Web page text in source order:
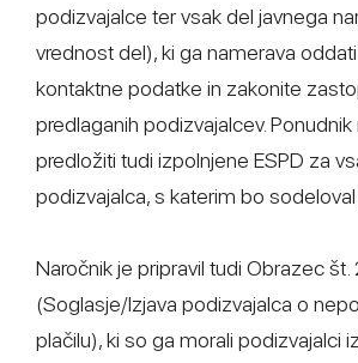
podizvajalce ter vsak del javnega
vrednost del), ki ga namerava
kontaktne podatke in zakonite
predlaganih podizvajalcev.
predložiti tudi izpolnjene ESPD za
podizvajalca, s katerim bo
Naročnik je pripravil tudi Obrazec št.
(Soglasje/Izjava podizvajalca o
plačilu), ki so ga morali podizvajalci